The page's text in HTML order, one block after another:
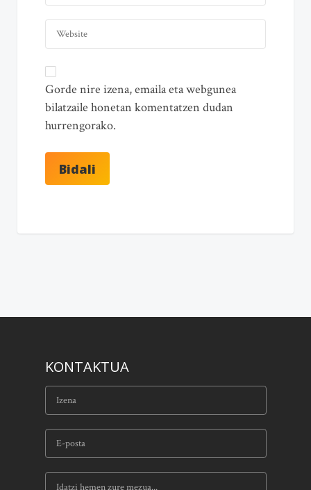
Gorde nire izena, emaila eta webgunea
bilatzaile honetan komentatzen dudan
hurrengorako.
KONTAKTUA